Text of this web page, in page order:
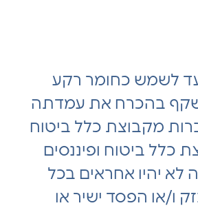
לשמש כחומר רקע
משקף בהכרח את עמדתה
מקבוצת כלל ביטוח
כלל ביטוח ופיננסים
לא יהיו אחראים בכל
ו/או הפסד ישיר או